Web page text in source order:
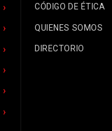
CÓDIGO DE ÉTICA
QUIENES SOMOS
DIRECTORIO